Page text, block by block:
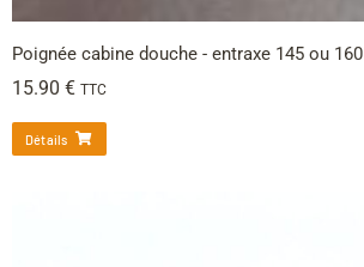
Poignée cabine douche - entraxe 145 ou
15.90 € TTC
Détails